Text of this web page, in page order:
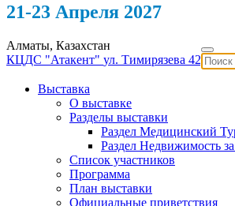
21-23 Апреля 2027
Алматы, Казахстан
КЦДС "Атакент" ул. Тимирязева 42
Выставка
О выставке
Разделы выставки
Раздел Медицинский
Раздел Недвижимость
Список участников
Программа
План выставки
Официальные приветствия